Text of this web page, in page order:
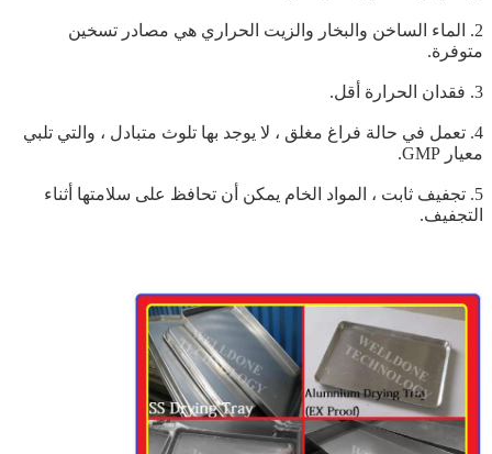
2. الماء الساخن والبخار والزيت الحراري هي مصادر تسخين
متوفرة.
3. فقدان الحرارة أقل.
4. تعمل في حالة فراغ مغلق ، لا يوجد بها تلوث متبادل ، والتي تلبي
معيار GMP.
5. تجفيف ثابت ، المواد الخام يمكن أن تحافظ على سلامتها أثناء
التجفيف.